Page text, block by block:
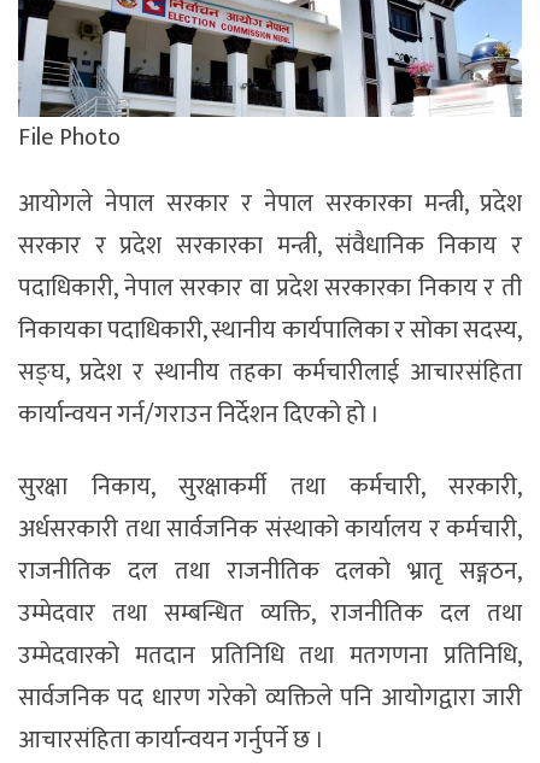
File Photo
आयोगले नेपाल सरकार र नेपाल सरकारका मन्त्री, प्रदेश
सरकार र प्रदेश सरकारका मन्त्री, संवैधानिक निकाय र
पदाधिकारी, नेपाल सरकार वा प्रदेश सरकारका निकाय र ती
निकायका पदाधिकारी, स्थानीय कार्यपालिका र सोका सदस्य,
सङ्घ, प्रदेश र स्थानीय तहका कर्मचारीलाई आचारसंहिता
कार्यान्वयन गर्न/गराउन निर्देशन दिएको हो ।
सुरक्षा निकाय, सुरक्षाकर्मी तथा कर्मचारी, सरकारी,
अर्धसरकारी तथा सार्वजनिक संस्थाको कार्यालय र कर्मचारी,
राजनीतिक दल तथा राजनीतिक दलको भ्रातृ सङ्गठन,
उम्मेदवार तथा सम्बन्धित व्यक्ति, राजनीतिक दल तथा
उम्मेदवारको मतदान प्रतिनिधि तथा मतगणना प्रतिनिधि,
सार्वजनिक पद धारण गरेको व्यक्तिले पनि आयोगद्वारा जारी
आचारसंहिता कार्यान्वयन गर्नुपर्ने छ ।